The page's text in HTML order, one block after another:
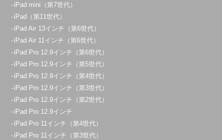
iPad mini（第7世代）
iPad（第11世代）
iPad Air 13インチ（第6世代）
iPad Air 11インチ（第6世代）
iPad Pro 12.9インチ（第6世代）
iPad Pro 12.9インチ（第5世代）
iPad Pro 12.9インチ（第4世代）
iPad Pro 12.9インチ（第3世代）
iPad Pro 12.9インチ（第2世代）
iPad Pro 12.9インチ
iPad Pro 11インチ（第4世代）
iPad Pro 11インチ（第3世代）